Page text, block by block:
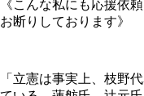
《こんな私にも応援依
お断りしております》
「立憲は事実上、枝野